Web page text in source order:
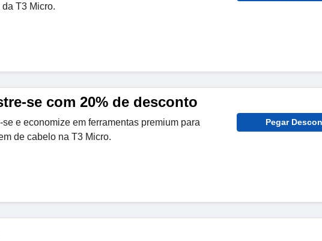
T3 Micro.
se com 20% de desconto
se e economize em ferramentas premium para
de cabelo na T3 Micro.
Pegar